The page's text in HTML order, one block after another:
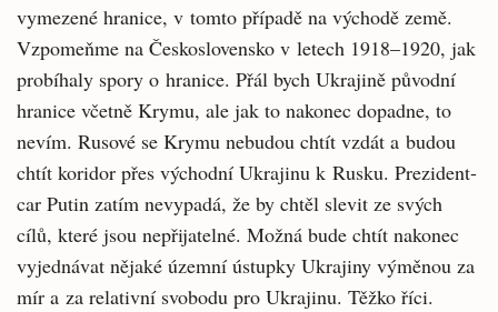
vymezené hranice, v tomto případě na východě země.
Vzpomeňme na Československo v letech 1918–1920, jak
probíhaly spory o hranice. Přál bych Ukrajině původní
hranice včetně Krymu, ale jak to nakonec dopadne, to
nevím. Rusové se Krymu nebudou chtít vzdát a budou
chtít koridor přes východní Ukrajinu k Rusku. Prezident-
car Putin zatím nevypadá, že by chtěl slevit ze svých
cílů, které jsou nepřijatelné. Možná bude chtít nakonec
vyjednávat nějaké územní ústupky Ukrajiny výměnou za
mír a za relativní svobodu pro Ukrajinu. Těžko říci.